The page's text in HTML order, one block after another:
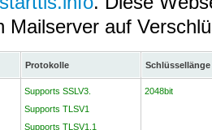
Mailserver auf
Protokolle Schlüssellänge
Supports SSLV3.
Supports TLSV1
Supports TLSV1.1
2048bit